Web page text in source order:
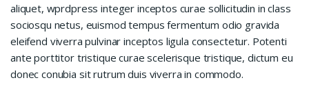
aliquet, wprdpress integer inceptos curae sollicitudin in class
sociosqu netus, euismod tempus fermentum odio gravida
eleifend viverra pulvinar inceptos ligula consectetur. Potenti
ante porttitor tristique curae scelerisque tristique, dictum eu
donec conubia sit rutrum duis viverra in commodo.